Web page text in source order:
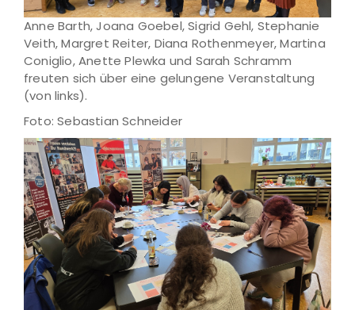
Anne Barth, Joana Goebel, Sigrid Gehl, Stephanie
Veith, Margret Reiter, Diana Rothenmeyer, Martina
Coniglio, Anette Plewka und Sarah Schramm
freuten sich über eine gelungene Veranstaltung
(von links).
Foto: Sebastian Schneider